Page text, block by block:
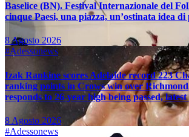
Baselice (BN). Festival Internazionale del
cinque Paesi, una piazza, un’ostinata idea di
8 Agosto 2026
#Adessonews
Izak Rankine scores Adelaide record 223
ranking points in Crows win over
responds to 26-year high being passed,
8 Agosto 2026
#Adessonews